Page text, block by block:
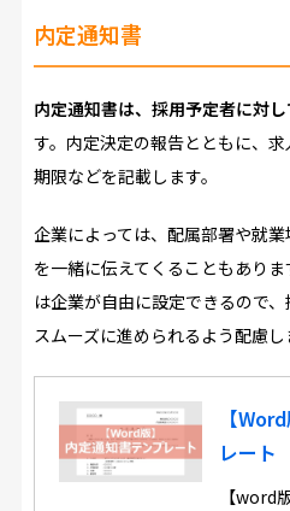
内定通知書
内定通知書は、採用予定者に対
す。内定決定の報告とともに、
期限などを記載します。
企業によっては、配属部署や就
を一緒に伝えてくることもあり
は企業が自由に設定できるので
スムーズに進められるよう配慮し
【
レート
【word